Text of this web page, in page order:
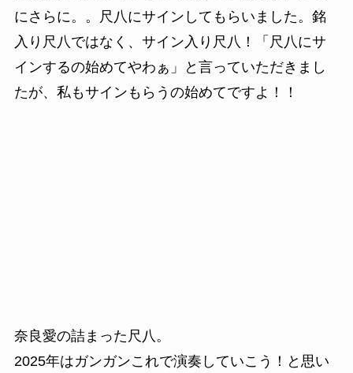
にさらに。。尺八にサインしてもらいました。銘
入り尺八ではなく、サイン入り尺八！「尺八にサ
インするの始めてやわぁ」と言っていただきまし
たが、私もサインもらうの始めてですよ！！
奈良愛の詰まった尺八。
2025年はガンガンこれで演奏していこう！と思い